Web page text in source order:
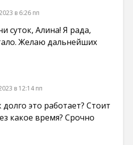
в 6:26 пп
суток, Алина! Я рада,
Желаю дальнейших
в 12:14 пп
долго это работает? Стоит
какое время? Срочно